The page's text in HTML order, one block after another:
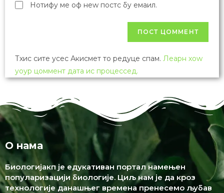
Нотифy ме оф неw постс бy емаил.
Тхис сите усес Акисмет то редуце спам. Леарн хоw
yоур цоммент дата ис процессед.
О нама
Биологијакп је едукативан портал намењен
популаризацији биологије. Циљ нам је да кроз
технологије данашњег времена пренесемо љубав